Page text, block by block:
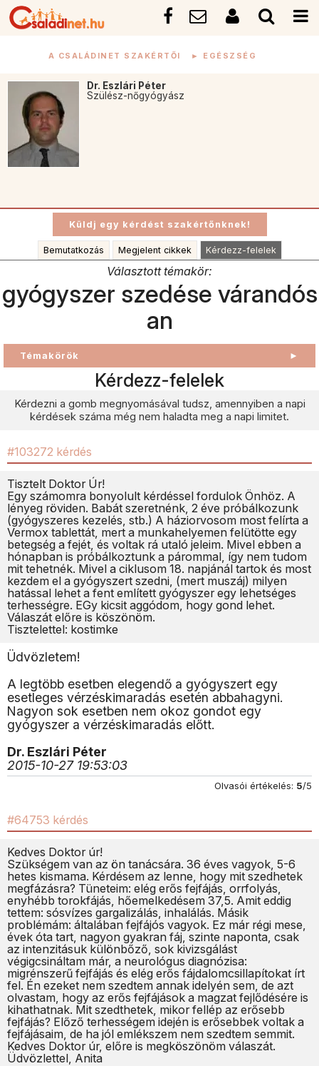
A CSALÁDINET SZAKÉRTŐI ► EGÉSZSÉG
Dr. Eszlári Péter
Szülész-nőgyógyász
Bemutatkozás Megjelent cikkek Kérdezz-felelek
Választott témakör:
gyógyszer szedése várandós
an
Témakörök ►
Kérdezz-felelek
Kérdezni a gomb megnyomásával tudsz, amennyiben a napi
kérdések száma még nem haladta meg a napi limitet.
#103272 kérdés
Tisztelt Doktor Úr!
Egy számomra bonyolult kérdéssel fordulok Önhöz. A
lényeg röviden. Babát szeretnénk, 2 éve próbálkozunk
(gyógyszeres kezelés, stb.) A háziorvosom most felírta a
Vermox tablettát, mert a munkahelyemen felütötte egy
betegség a fejét, és voltak rá utaló jeleim. Mivel ebben a
hónapban is próbálkoztunk a párommal, így nem tudom
mit tehetnék. Mivel a ciklusom 18. napjánál tartok és most
kezdem el a gyógyszert szedni, (mert muszáj) milyen
hatással lehet a fent említett gyógyszer egy lehetséges
terhességre. EGy kicsit aggódom, hogy gond lehet.
Válaszát előre is köszönöm.
Tisztelettel: kostimke
Üdvözletem!
A legtöbb esetben elegendő a gyógyszert egy
esetleges vérzéskimaradás esetén abbahagyni.
Nagyon sok esetben nem okoz gondot egy
gyógyszer a vérzéskimaradás előtt.
Dr. Eszlári Péter
2015-10-27 19:53:03
Olvasói értékelés: 5/5
#64753 kérdés
Kedves Doktor úr!
Szükségem van az ön tanácsára. 36 éves vagyok, 5-6
hetes kismama. Kérdésem az lenne, hogy mit szedhetek
megfázásra? Tüneteim: elég erős fejfájás, orrfolyás,
enyhébb torokfájás, hőemelkedésem 37,5. Amit eddig
tettem: sósvízes gargalizálás, inhalálás. Másik
problémám: általában fejfájós vagyok. Ez már régi mese,
évek óta tart, nagyon gyakran fáj, szinte naponta, csak
az intenzitásuk különbőző, sok kivizsgálást
végigcsináltam már, a neurológus diagnózisa:
migrénszerű fejfájás és elég erős fájdalomcsillapítokat írt
fel. Én ezeket nem szedtem annak idelyén sem, de azt
olvastam, hogy az erős fejfájások a magzat fejlődésére is
kihathatnak. Mit szedthetek, mikor fellép az erősebb
fejfájás? Előző terhességem idején is erősebbek voltak a
fejfájásaim, de ha jól emlékszem nem szedtem semmit.
Kedves Doktor úr, előre is megköszönöm válaszát.
Üdvözlettel, Anita